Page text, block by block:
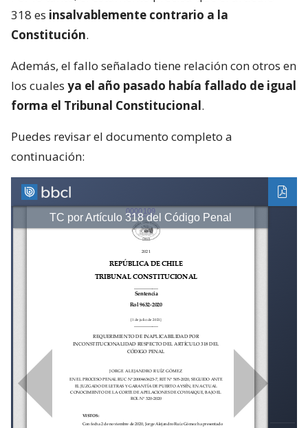
318 es insalvablemente contrario a la
Constitución.
Además, el fallo señalado tiene relación con otros en
los cuales ya el año pasado había fallado de igual
forma el Tribunal Constitucional.
Puedes revisar el documento completo a
continuación: